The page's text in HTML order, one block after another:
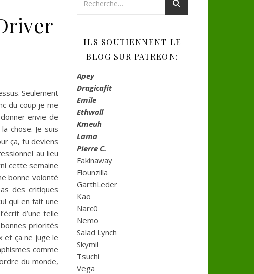
Seulement
du coup je me
envie de
chose. Je suis
ça, tu deviens
au lieu
cette semaine
bonne volonté
des critiques
qui en fait une
d’une telle
priorités
et ça ne juge le
comme
du monde,
ILS SOUTIENNENT LE
BLOG SUR PATREON:
Apey
Dragicafit
Emile
Ethwall
Kmeuh
Lama
Pierre C.
Fakinaway
Flounzilla
GarthLeder
Kao
Narc0
Nemo
Salad Lynch
Skymil
Tsuchi
Vega